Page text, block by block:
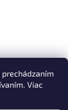
Viac